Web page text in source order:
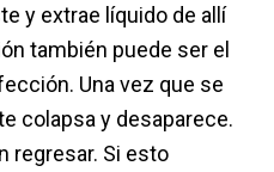
y extrae líquido de allí
también puede ser el
Una vez que se
colapsa y desaparece.
regresar. Si esto